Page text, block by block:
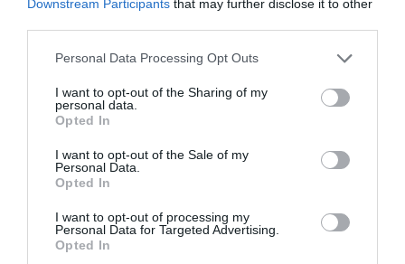
Downstream Participants that may further disclose it to other
Personal Data Processing Opt Outs
I want to opt-out of the Sharing of my
personal data.
Opted In
I want to opt-out of the Sale of my
Personal Data.
Opted In
I want to opt-out of processing my
Personal Data for Targeted Advertising.
Opted In
pericol realdacă aceste locuri nu sunt împrejmuite”,
apare în expunerea de motive ce-nsoțește proiectul.
Se caută ciobani în Italia, specializați în
producerea de brânzeturi de oaie și de capră
STIRI ROMANIA
Articolul anterior
Un român i-a dat fiului său o grenadă să se
joace cu alți copii. Geniștii italieni: ”Ar fi
putut exploda”